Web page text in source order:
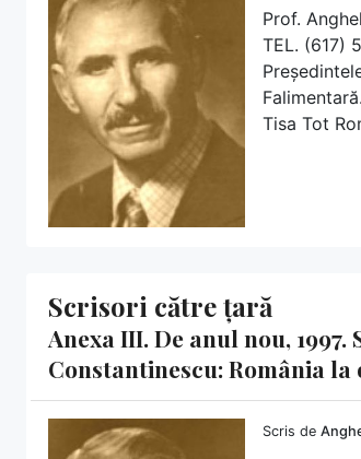
Prof.
TEL. (617)
Tisa Tot
Scrisori către țară
Anexa III. De anul nou,
Constantinescu: România
Scris de